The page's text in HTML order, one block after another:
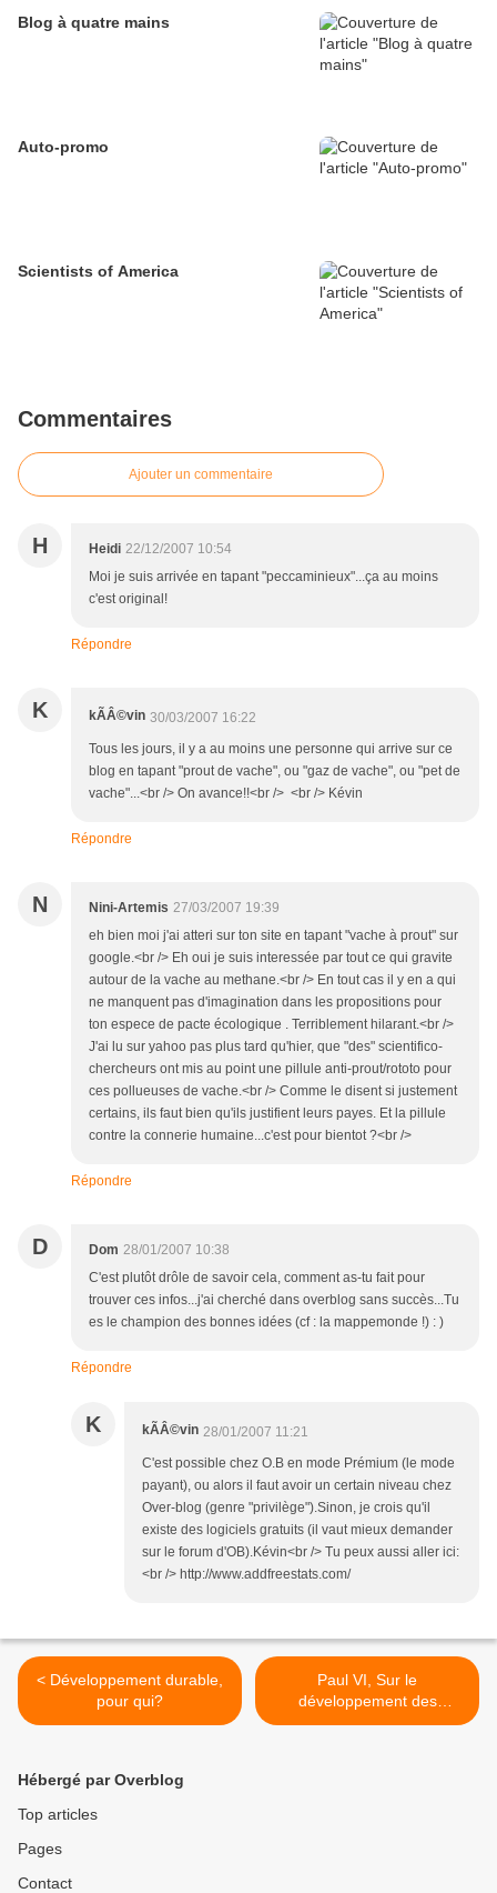
Blog à quatre mains
Auto-promo
Scientists of America
Commentaires
Ajouter un commentaire
H Heidi 22/12/2007 10:54
Moi je suis arrivée en tapant "peccaminieux"...ça au moins
c'est original!
Répondre
K kÃÂ©vin 30/03/2007 16:22
Tous les jours, il y a au moins une personne qui arrive sur ce
blog en tapant "prout de vache", ou "gaz de vache", ou "pet de
vache"...<br /> On avance!!<br /> <br /> Kévin
Répondre
N Nini-Artemis 27/03/2007 19:39
eh bien moi j'ai atteri sur ton site en tapant "vache à prout" sur
google.<br /> Eh oui je suis interessée par tout ce qui gravite
autour de la vache au methane.<br /> En tout cas il y en a qui
ne manquent pas d'imagination dans les propositions pour
ton espece de pacte écologique . Terriblement hilarant.<br />
J'ai lu sur yahoo pas plus tard qu'hier, que "des" scientifico-
chercheurs ont mis au point une pillule anti-prout/rototo pour
ces pollueuses de vache.<br /> Comme le disent si justement
certains, ils faut bien qu'ils justifient leurs payes. Et la pillule
contre la connerie humaine...c'est pour bientot ?<br />
Répondre
D Dom 28/01/2007 10:38
C'est plutôt drôle de savoir cela, comment as-tu fait pour
trouver ces infos...j'ai cherché dans overblog sans succès...Tu
es le champion des bonnes idées (cf : la mappemonde !) : )
Répondre
K kÃÂ©vin 28/01/2007 11:21
C'est possible chez O.B en mode Prémium (le mode
payant), ou alors il faut avoir un certain niveau chez
Over-blog (genre "privilège").Sinon, je crois qu'il
existe des logiciels gratuits (il vaut mieux demander
sur le forum d'OB).Kévin<br /> Tu peux aussi aller ici:
<br /> http://www.addfreestats.com/
< Développement durable,
pour qui?
Paul VI, Sur le
développement des
peuples >
Hébergé par Overblog
Top articles
Pages
Contact